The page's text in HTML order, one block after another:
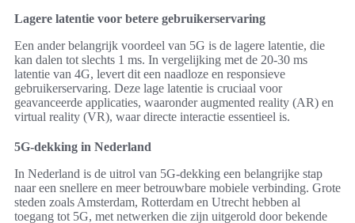
Lagere latentie voor betere gebruikerservaring
Een ander belangrijk voordeel van 5G is de lagere latentie, die
kan dalen tot slechts 1 ms. In vergelijking met de 20-30 ms
latentie van 4G, levert dit een naadloze en responsieve
gebruikerservaring. Deze lage latentie is cruciaal voor
geavanceerde applicaties, waaronder augmented reality (AR) en
virtual reality (VR), waar directe interactie essentieel is.
5G-dekking in Nederland
In Nederland is de uitrol van 5G-dekking een belangrijke stap
naar een snellere en meer betrouwbare mobiele verbinding. Grote
steden zoals Amsterdam, Rotterdam en Utrecht hebben al
toegang tot 5G, met netwerken die zijn uitgerold door bekende